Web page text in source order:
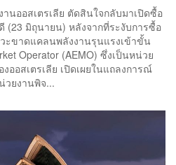
นออสเตรเลีย ตัดสินใจกลับมาเปิดซื้อ
(23 มิถุนายน) หลังจากที่ระงับการซื้อ
ะขาดแคลนพลังงานรุนแรงเข้าขั้น
Operator (AEMO) ซึ่งเป็นหน่วย
ออสเตรเลีย เปิดเผยในแถลงการณ์
วยงานพิจ...